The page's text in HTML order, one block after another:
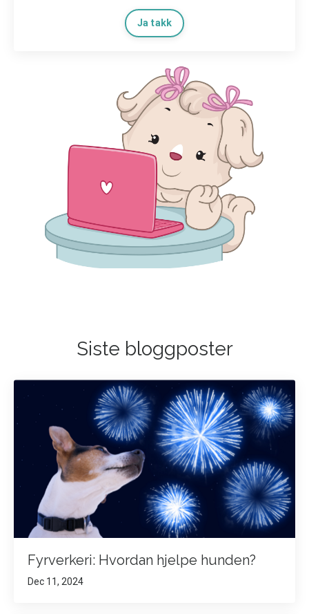
Ja takk
Siste bloggposter
Fyrverkeri: Hvordan hjelpe hunden?
Dec 11, 2024